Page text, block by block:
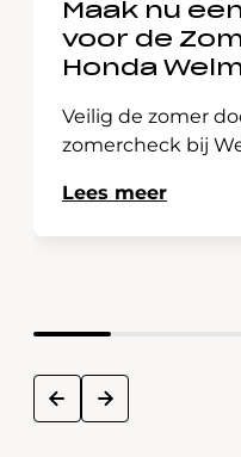
Maak nu
voor de
Honda
Veilig de zomer
zomercheck bij
Lees meer
prev next